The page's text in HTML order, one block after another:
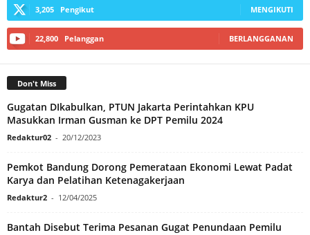
3,205 Pengikut MENGIKUTI
22,800 Pelanggan BERLANGGANAN
Don't Miss
Gugatan DIkabulkan, PTUN Jakarta Perintahkan KPU
Masukkan Irman Gusman ke DPT Pemilu 2024
Redaktur02 - 20/12/2023
Pemkot Bandung Dorong Pemerataan Ekonomi Lewat Padat
Karya dan Pelatihan Ketenagakerjaan
Redaktur2 - 12/04/2025
Bantah Disebut Terima Pesanan Gugat Penundaan Pemilu